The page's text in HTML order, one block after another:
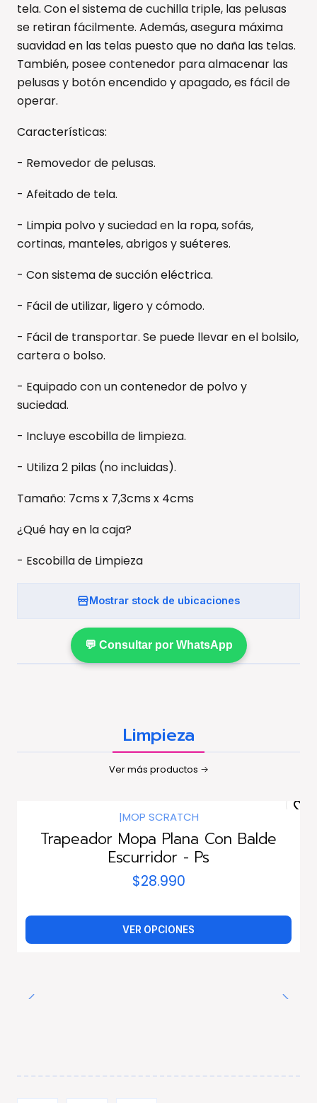
tela. Con el sistema de cuchilla triple, las pelusas
se retiran fácilmente. Además, asegura máxima
suavidad en las telas puesto que no daña las telas.
También, posee contenedor para almacenar las
pelusas y botón encendido y apagado, es fácil de
operar.
Características:
- Removedor de pelusas.
- Afeitado de tela.
- Limpia polvo y suciedad en la ropa, sofás,
cortinas, manteles, abrigos y suéteres.
- Con sistema de succión eléctrica.
- Fácil de utilizar, ligero y cómodo.
- Fácil de transportar. Se puede llevar en el bolsilo,
cartera o bolso.
- Equipado con un contenedor de polvo y
suciedad.
- Incluye escobilla de limpieza.
- Utiliza 2 pilas (no incluidas).
Tamaño: 7cms x 7,3cms x 4cms
¿Qué hay en la caja?
- Escobilla de Limpieza
Mostrar stock de ubicaciones
💬 Consultar por WhatsApp
Limpieza
Ver más productos
|MOP SCRATCH
Trapeador Mopa Plana Con Balde
Escurridor - Ps
$28.990
VER OPCIONES